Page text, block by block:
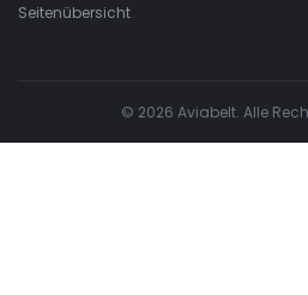
Seitenübersicht
© 2026 Aviabelt. Alle